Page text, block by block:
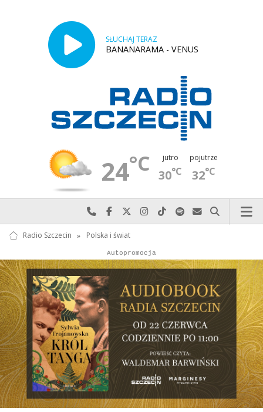
SŁUCHAJ TERAZ
BANANARAMA - VENUS
24°C jutro
30°C
pojutrze
32°C
Najlepiej po prostu do nas zadzwoń
Odwiedź nas na Facebook-u
Odwiedź nas na X
Odwiedź nas na Instagram-ie
Odwiedź nas na TikTok-u
Szukaj nas na Spotify
Wyślij do nas
Szukaj
Radio Szczecin » Polska i świat
Reklama
Autopromocja